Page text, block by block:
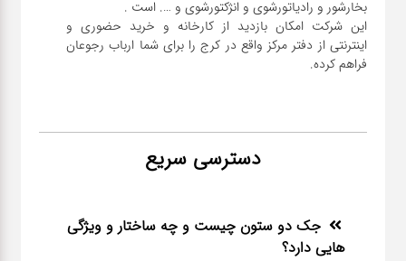
این شرکت امکان بازدید از کارخانه و خرید حضوری و
اینترنتی از دفتر مرکز واقع در کرج را برای شما ارباب رجوعان
فراهم کرده.
دسترسی سریع
جک دو ستون چیست و چه ساختار و ویژگی
هایی دارد؟